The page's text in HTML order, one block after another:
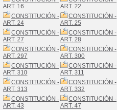
ART. 16
ART. 22
CONSTITUCIÓN -
ART. 24
CONSTITUCIÓN -
ART. 25
CONSTITUCIÓN -
ART. 27
CONSTITUCIÓN -
ART. 28
CONSTITUCIÓN -
ART. 297
CONSTITUCIÓN -
ART. 300
CONSTITUCIÓN -
ART. 310
CONSTITUCIÓN -
ART. 311
CONSTITUCIÓN -
ART. 313
CONSTITUCIÓN -
ART. 332
CONSTITUCIÓN -
ART. 43
CONSTITUCIÓN -
ART. 47